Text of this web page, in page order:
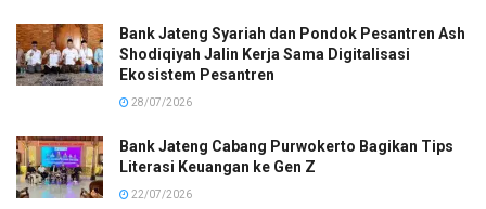
Bank Jateng Syariah dan Pondok Pesantren Ash
Shodiqiyah Jalin Kerja Sama Digitalisasi
Ekosistem Pesantren
28/07/2026
Bank Jateng Cabang Purwokerto Bagikan Tips
Literasi Keuangan ke Gen Z
22/07/2026